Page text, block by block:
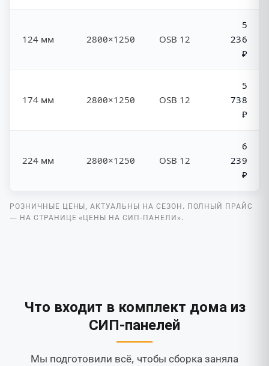
124 мм 2800×1250 OSB 12
5
236
₽
174 мм 2800×1250 OSB 12
5
738
₽
224 мм 2800×1250 OSB 12
6
239
₽
РОЗНИЧНЫЕ ЦЕНЫ, АКТУАЛЬНЫ НА СЕЗОН. ПОЛНЫЙ ПРАЙС
— НА СТРАНИЦЕ «ЦЕНЫ НА СИП-ПАНЕЛИ».
Что входит в комплект дома из
СИП-панелей
Мы подготовили всё, чтобы сборка заняла